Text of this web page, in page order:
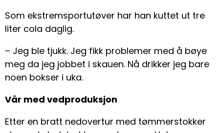
Som ekstremsportutøver har han kuttet ut tre
liter cola daglig.
– Jeg ble tjukk. Jeg fikk problemer med å bøye
meg da jeg jobbet i skauen. Nå drikker jeg bare
noen bokser i uka.
Vår med vedproduksjon
Etter en bratt nedovertur med tømmerstokker